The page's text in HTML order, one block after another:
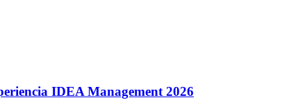
IDEA Management 2026